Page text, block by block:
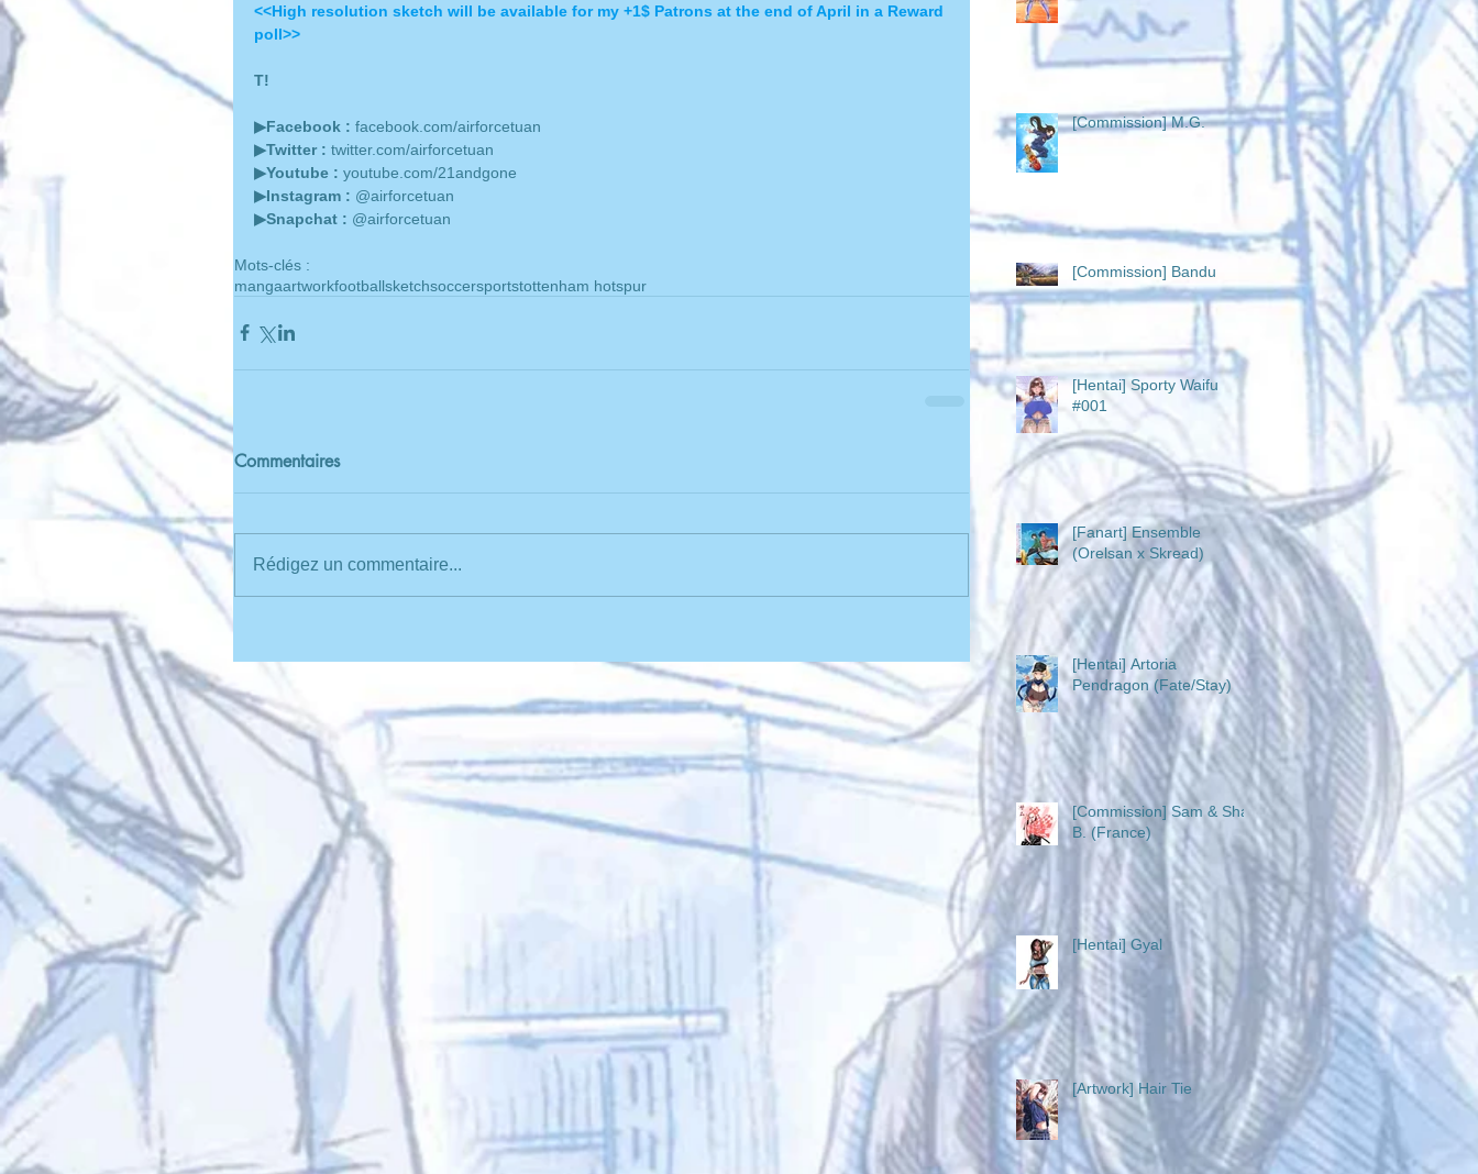
<<High resolution sketch will be available for my +1$ Patrons at the end of April in a Reward
poll>>
T!
▶Facebook : facebook.com/airforcetuan
▶Twitter : twitter.com/airforcetuan
▶Youtube : youtube.com/21andgone
▶Instagram : @airforcetuan
▶Snapchat : @airforcetuan
Mots-clés :
mangaartworkfootballsketchsoccersportstottenham hotspur
Commentaires
Rédigez un commentaire...
[Commission] M.G.
[Commission] Bandu
[Hentai] Sporty Waifu
#001
[Fanart] Ensemble
(Orelsan x Skread)
[Hentai] Artoria
Pendragon (Fate/Stay)
[Commission] Sam & Sha
B. (France)
[Hentai] Gyal
[Artwork] Hair Tie